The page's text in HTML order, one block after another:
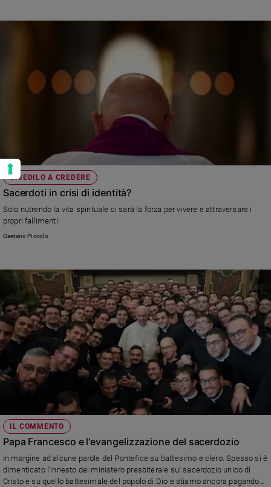
CHIEDILO A CREDERE
Sacerdoti in crisi di identità?
Solo nutrendo la vita spirituale ci sarà la forza per vivere e attraversare i
propri fallimenti
Gaetano Piccolo
IL COMMENTO
Papa Francesco e l'evangelizzazione del sacerdozio
In margine ad alcune parole del Pontefice su battesimo e clero. Spesso si è
dimenticato l’innesto del ministero presbiterale sul sacerdozio unico di
Cristo e su quello battesimale del popolo di Dio e stiamo ancora pagando